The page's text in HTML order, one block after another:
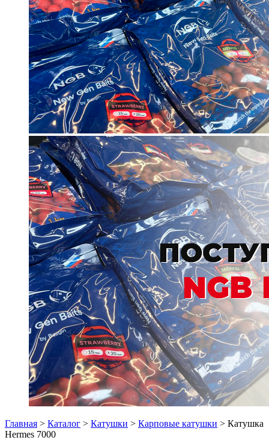
Главная > Каталог > Катушки > Карповые катушки > Катушка
Hermes 7000